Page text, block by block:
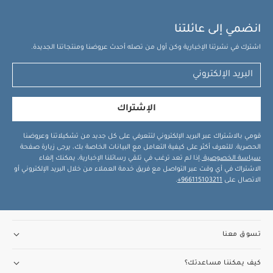
انضمي إلى عائلتنا
اشترك في نشرتنا الإخبارية وكن أول من تصله أحدث عروضنا ومنتجاتنا الجديدة.
الإشتراك
قومي بالاشتراك عبر البريد الإلكتروني لتتعرفي على كل جديد من تشكيلاتنا وعروضنا
الحصرية. للتعرف أكثر على كيفية التعامل مع البيانات الخاصة بك، يرجى زيارة صفحة
سياسة الخصوصية .إذا لم تعد ترغب في تلقي رسائلنا الإخبارية، يمكنك إلغاء
الاشتراك في أي وقت عبر التواصل مع فريق خدمة العملاء من خلال البريد الإلكتروني أو
الاتصال على 966115103211+
.
تسوق معنا
كيف يمكننا مساعدتك؟